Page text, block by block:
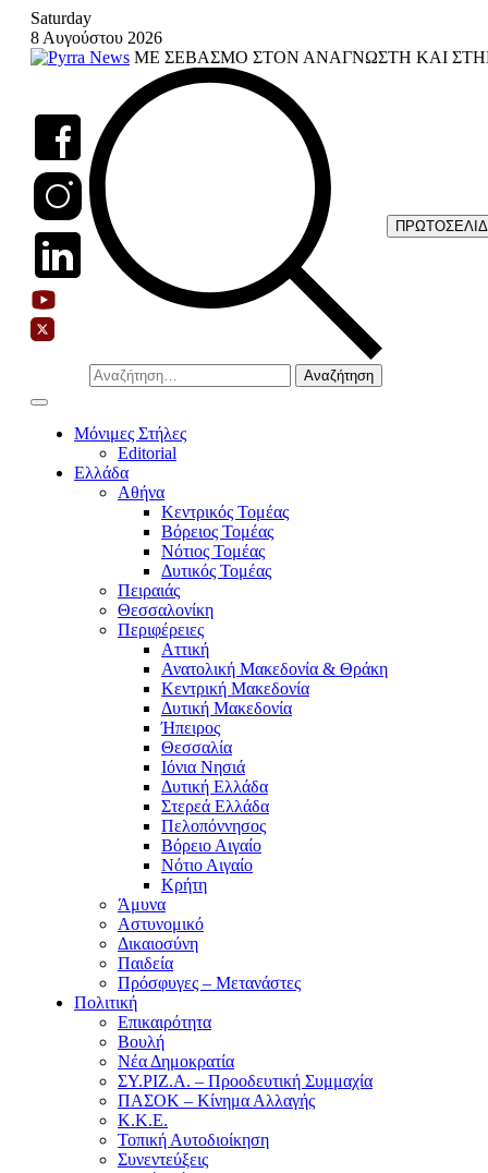
Skip
content
Saturday
8 Αυγούστου 2026
ΜΕ ΣΕΒΑΣΜΟ ΣΤΟΝ ΑΝΑΓΝΩΣΤΗ ΚΑΙ
Αναζήτηση
για:
Μόνιμες Στήλες
Editorial
Ελλάδα
Αθήνα
Κεντρικός Τομέας
Βόρειος Τομέας
Νότιος Τομέας
Δυτικός Τομέας
Πειραιάς
Θεσσαλονίκη
Περιφέρειες
Αττική
Ανατολική Μακεδονία & Θράκη
Κεντρική Μακεδονία
Δυτική Μακεδονία
Ήπειρος
Θεσσαλία
Ιόνια Νησιά
Δυτική Ελλάδα
Στερεά Ελλάδα
Πελοπόννησος
Βόρειο Αιγαίο
Νότιο Αιγαίο
Κρήτη
Άμυνα
Αστυνομικό
Δικαιοσύνη
Παιδεία
Πρόσφυγες – Μετανάστες
Πολιτική
Επικαιρότητα
Βουλή
Νέα Δημοκρατία
ΣΥ.ΡΙΖ.Α. – Προοδευτική Συμμαχία
ΠΑΣΟΚ – Κίνημα Αλλαγής
Κ.Κ.Ε.
Τοπική Αυτοδιοίκηση
Συνεντεύξεις